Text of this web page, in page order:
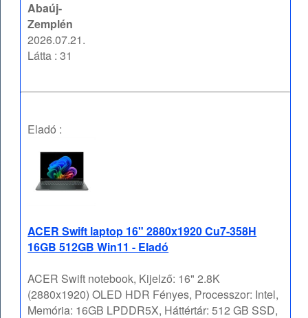
Abaúj-
Zemplén
2026.07.21.
Látta : 31
Eladó :
ACER Swift laptop 16" 2880x1920 Cu7-358H
16GB 512GB Win11 - Eladó
ACER Swift notebook, Kijelző: 16" 2.8K
(2880x1920) OLED HDR Fényes, Processzor: Intel,
Memória: 16GB LPDDR5X, Háttértár: 512 GB SSD,